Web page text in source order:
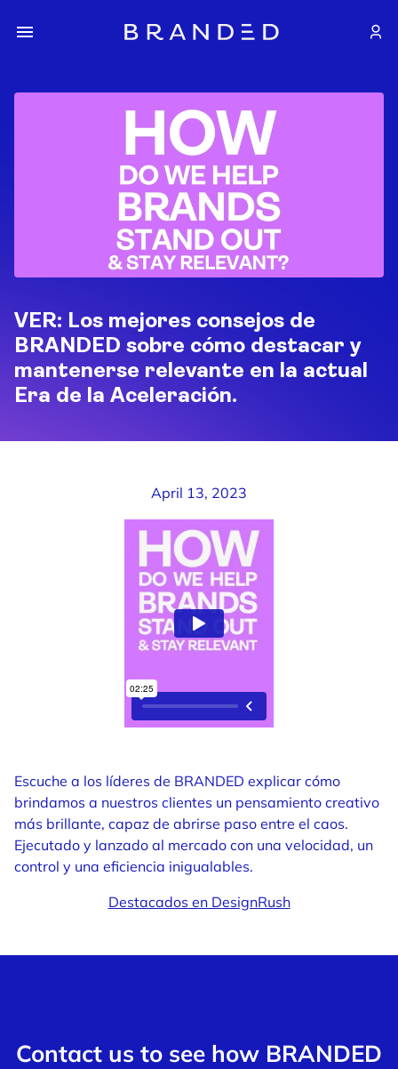
VER: Los mejores consejos de
BRANDED sobre cómo destacar y
mantenerse relevante en la actual
Era de la Aceleración.
April 13, 2023
Escuche a los líderes de BRANDED explicar cómo
brindamos a nuestros clientes un pensamiento creativo
más brillante, capaz de abrirse paso entre el caos.
Ejecutado y lanzado al mercado con una velocidad, un
control y una eficiencia inigualables.
Destacados en DesignRush
Contact us to see how BRANDED